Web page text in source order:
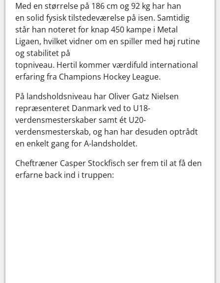
Med en størrelse på 186 cm og 92 kg har han
en solid fysisk tilstedeværelse på isen. Samtidig
står han noteret for knap 450 kampe i Metal
Ligaen, hvilket vidner om en spiller med høj rutine
og stabilitet på
topniveau. Hertil kommer værdifuld international
erfaring fra Champions Hockey League.
På landsholdsniveau har Oliver Gatz Nielsen
repræsenteret Danmark ved to U18-
verdensmesterskaber samt ét U20-
verdensmesterskab, og han har desuden optrådt
en enkelt gang for A-landsholdet.
Cheftræner Casper Stockfisch ser frem til at få den
erfarne back ind i truppen: